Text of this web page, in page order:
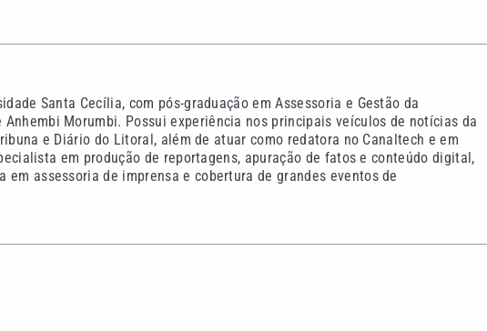
Santa Cecília, com pós-graduação em Assessoria e Gestão da
Anhembi Morumbi. Possui experiência nos principais veículos de notícias da
e Diário do Litoral, além de atuar como redatora no Canaltech e em
em produção de reportagens, apuração de fatos e conteúdo digital,
em assessoria de imprensa e cobertura de grandes eventos de